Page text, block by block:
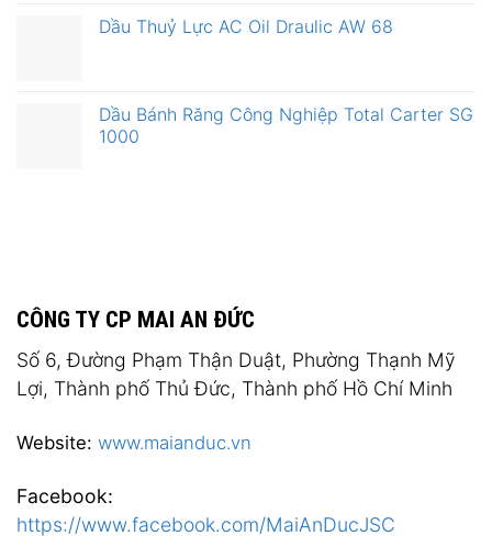
Dầu Thuỷ Lực AC Oil Draulic AW 68
Dầu Bánh Răng Công Nghiệp Total Carter SG
1000
CÔNG TY CP MAI AN ĐỨC
Số 6, Đường Phạm Thận Duật, Phường Thạnh Mỹ
Lợi, Thành phố Thủ Đức, Thành phố Hồ Chí Minh
Website: www.maianduc.vn
Facebook:
https://www.facebook.com/MaiAnDucJSC